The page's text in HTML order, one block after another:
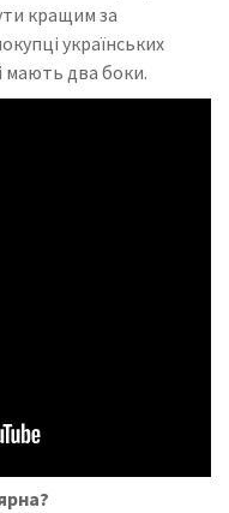
кращим за
українських
мають два боки.